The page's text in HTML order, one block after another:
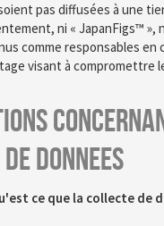
pas diffusées à une
ni « JapanFigs™ »,
comme responsables en
visant à compromettre
donnees
ce que la collecte de